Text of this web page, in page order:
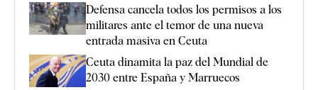
Defensa cancela todos los permisos a los
militares ante el temor de una nueva
entrada masiva en Ceuta
Ceuta dinamita la paz del Mundial de
2030 entre España y Marruecos